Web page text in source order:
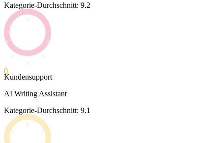
Kategorie-Durchschnitt: 9.2
0
Kundensupport
AI Writing Assistant
Kategorie-Durchschnitt: 9.1